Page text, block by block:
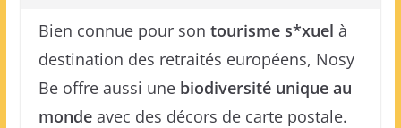
Bien connue pour son tourisme s*xuel à
destination des retraités européens, Nosy
Be offre aussi une biodiversité unique au
mondeavec des décors de carte postale.